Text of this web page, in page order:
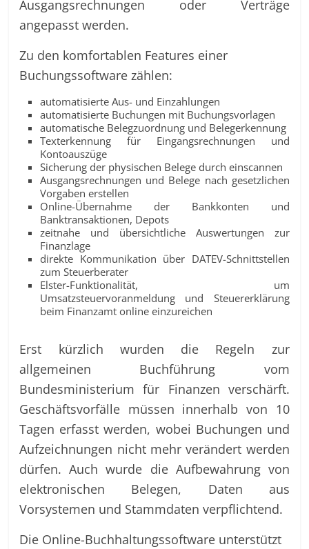
Ausgangsrechnungen oder Verträge
angepasst werden.
Zu den komfortablen Features einer
Buchungssoftware zählen:
automatisierte Aus- und Einzahlungen
automatisierte Buchungen mit Buchungsvorlagen
automatische Belegzuordnung und Belegerkennung
Texterkennung für Eingangsrechnungen und
Kontoauszüge
Sicherung der physischen Belege durch einscannen
Ausgangsrechnungen und Belege nach gesetzlichen
Vorgaben erstellen
Online-Übernahme der Bankkonten und
Banktransaktionen, Depots
zeitnahe und übersichtliche Auswertungen zur
Finanzlage
direkte Kommunikation über DATEV-Schnittstellen
zum Steuerberater
Elster-Funktionalität, um
Umsatzsteuervoranmeldung und Steuererklärung
beim Finanzamt online einzureichen
Erst kürzlich wurden die Regeln zur
allgemeinen Buchführung vom
Bundesministerium für Finanzen verschärft.
Geschäftsvorfälle müssen innerhalb von 10
Tagen erfasst werden, wobei Buchungen und
Aufzeichnungen nicht mehr verändert werden
dürfen. Auch wurde die Aufbewahrung von
elektronischen Belegen, Daten aus
Vorsystemen und Stammdaten verpflichtend.
Die Online-Buchhaltungssoftware unterstützt